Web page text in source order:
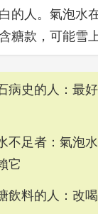
的人。氣泡水
糖款，可能雪
病史的人：最
不足者：氣泡
它
飲料的人：改